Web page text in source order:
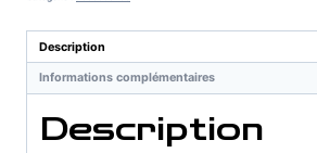
stalker
Description
Informations complémentaires
Description